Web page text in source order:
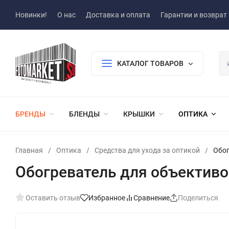
Новинки! О нас Доставка и оплата Гарантии и возврат
КАТАЛОГ ТОВАРОВ
БРЕНДЫ БЛЕНДЫ КРЫШКИ ОПТИКА
Главная / Оптика / Средства для ухода за оптикой /
Обогреватель для
Оставить отзыв Избранное Сравнение Поделиться